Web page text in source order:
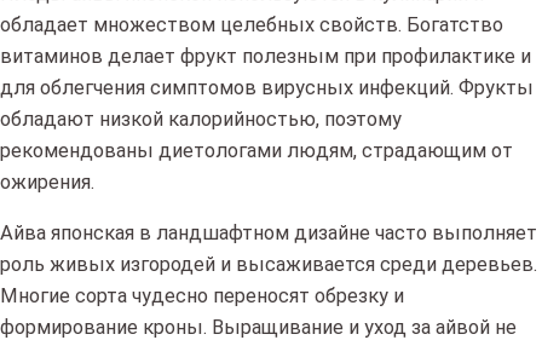
обладает множеством целебных свойств. Богатство
витаминов делает фрукт полезным при профилактике и
для облегчения симптомов вирусных инфекций. Фрукты
обладают низкой калорийностью, поэтому
рекомендованы диетологами людям, страдающим от
ожирения.
Айва японская в ландшафтном дизайне часто выполняет
роль живых изгородей и высаживается среди деревьев.
Многие сорта чудесно переносят обрезку и
формирование кроны. Выращивание и уход за айвой не